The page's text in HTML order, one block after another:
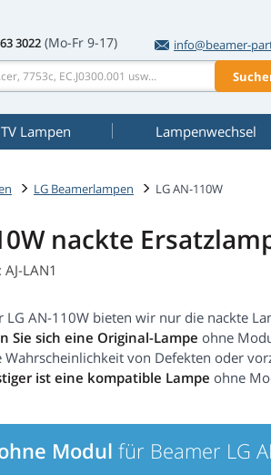
3022 (Mo-Fr 9-17)
info@beamer-
TV Lampen Lampenwechsel
LG Beamerlampen LG AN-110W
nackte
LAN1
LG AN-110W bieten wir nur die nackte
Sie sich eine Original-Lampe ohne
Wahrscheinlichkeit von Defekten oder
ist eine kompatible Lampe ohne
Modul für Beamer LG